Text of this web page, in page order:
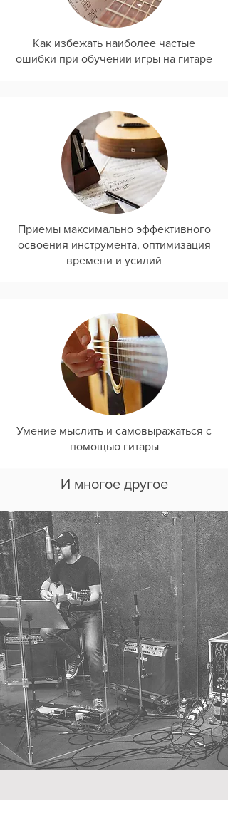
Как избежать наиболее частые
ошибки при обучении игры на гитаре
Приемы максимально эффективного
освоения инструмента, оптимизация
времени и усилий
Умение мыслить и самовыражаться с
помощью гитары
И многое другое